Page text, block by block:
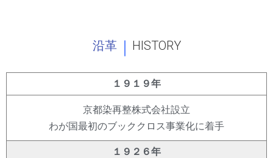
沿革 ｜ HISTORY
１９１９年
京都染再整株式会社設立
わが国最初のブッククロス事業化に着手
１９２６年